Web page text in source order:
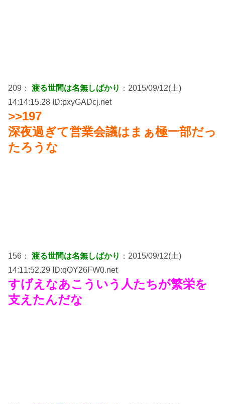
209： 渡る世間は名無しばかり ：2015/09/12(土)
14:14:15.28 ID:pxyGADcj.net
>>197
深夜過ぎて営業会議はまぁ極一部だっ
たろうな
156： 渡る世間は名無しばかり ：2015/09/12(土)
14:11:52.29 ID:qOY26FW0.net
すげえなあこういう人たちが繁栄を
支えたんだな